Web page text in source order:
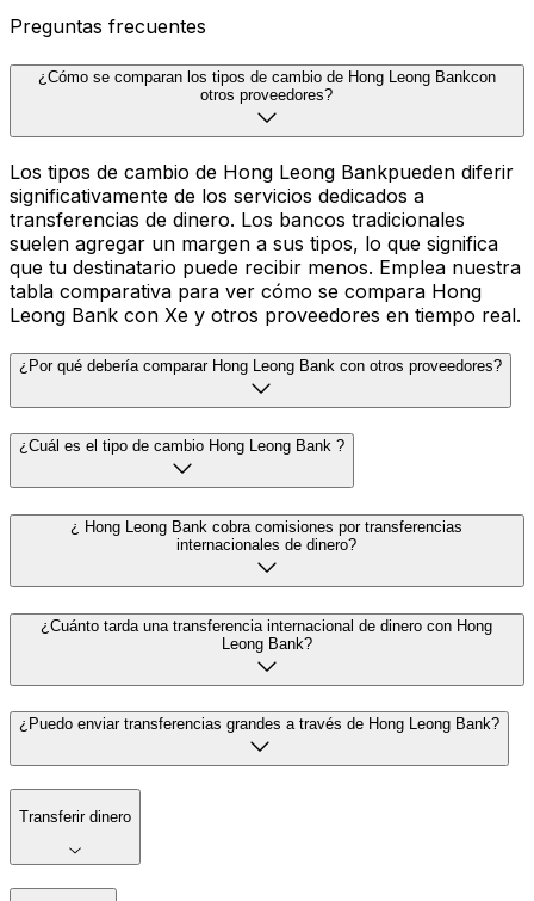
Preguntas frecuentes
¿Cómo se comparan los tipos de cambio de Hong Leong Bankcon
otros proveedores?
Los tipos de cambio de Hong Leong Bankpueden diferir
significativamente de los servicios dedicados a
transferencias de dinero. Los bancos tradicionales
suelen agregar un margen a sus tipos, lo que significa
que tu destinatario puede recibir menos. Emplea nuestra
tabla comparativa para ver cómo se compara Hong
Leong Bank con Xe y otros proveedores en tiempo real.
¿Por qué debería comparar Hong Leong Bank con otros proveedores?
¿Cuál es el tipo de cambio Hong Leong Bank ?
¿ Hong Leong Bank cobra comisiones por transferencias
internacionales de dinero?
¿Cuánto tarda una transferencia internacional de dinero con Hong
Leong Bank?
¿Puedo enviar transferencias grandes a través de Hong Leong Bank?
Transferir dinero